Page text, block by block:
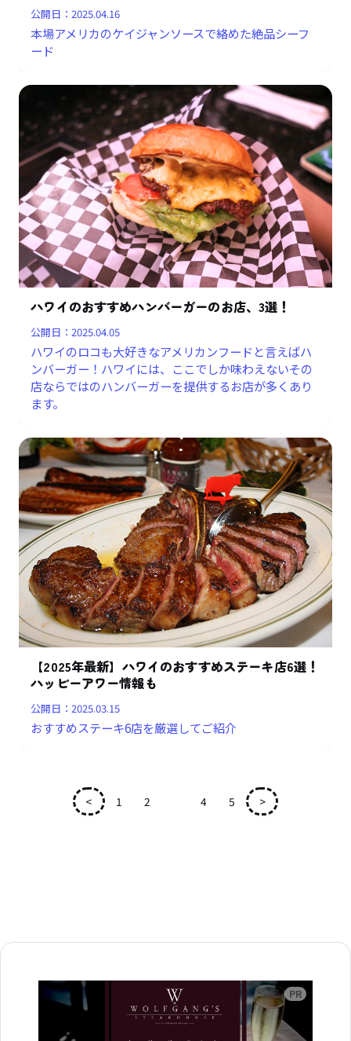
公開日：2025.04.16
本場アメリカのケイジャンソースで絡めた絶品シーフ
ード
ハワイのおすすめハンバーガーのお店、3選！
公開日：2025.04.05
ハワイのロコも大好きなアメリカンフードと言えばハ
ンバーガー！ハワイには、ここでしか味わえないその
店ならではのハンバーガーを提供するお店が多くあり
ます。
【2025年最新】ハワイのおすすめステーキ店6選！
ハッピーアワー情報も
公開日：2025.03.15
おすすめステーキ6店を厳選してご紹介
< 1 2 4 5 >
広告